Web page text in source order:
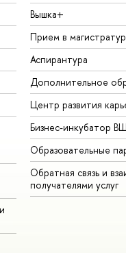
Вышка+
Прием в
Аспирантура
Дополнительное
Центр развития
Бизнес-инкубатор
Образовательные
Обратная связь и
получателями услуг